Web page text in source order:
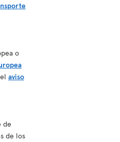
o
aviso
de
de los